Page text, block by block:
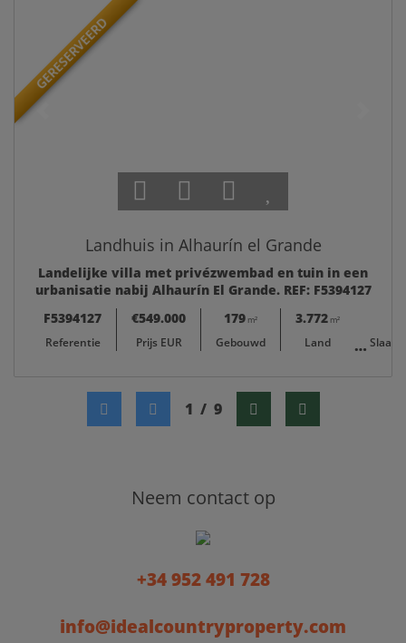
GERESERVEERD
Landhuis in Alhaurín el Grande
Landelijke villa met privézwembad en tuin in een
urbanisatie nabij Alhaurín El Grande. REF: F5394127
F5394127
Referentie
€549.000
Prijs EUR
179 m²
Gebouwd
3.772 m²
Land
1 / 9
Neem contact op
+34 952 491 728
info@idealcountryproperty.com